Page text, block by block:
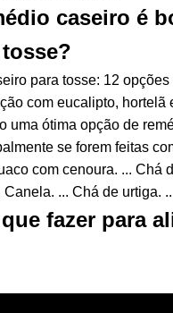
caseiro é
para tosse: 12
com eucalipto, hortelã
uma ótima opção de
se forem feitas
com cenoura. ... Chá
Canela. ... Chá de urtiga.
fazer para